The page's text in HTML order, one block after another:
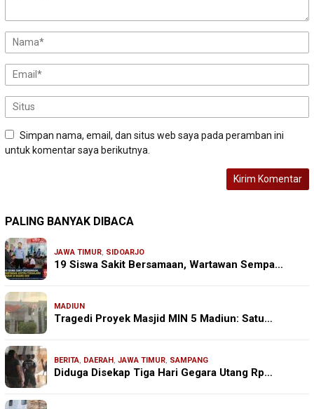
Simpan nama, email, dan situs web saya pada peramban ini
untuk komentar saya berikutnya.
PALING BANYAK DIBACA
JAWA TIMUR, SIDOARJO
19 Siswa Sakit Bersamaan, Wartawan Sempa…
MADIUN
Tragedi Proyek Masjid MIN 5 Madiun: Satu…
BERITA, DAERAH , JAWA TIMUR, SAMPANG
Diduga Disekap Tiga Hari Gegara Utang Rp…